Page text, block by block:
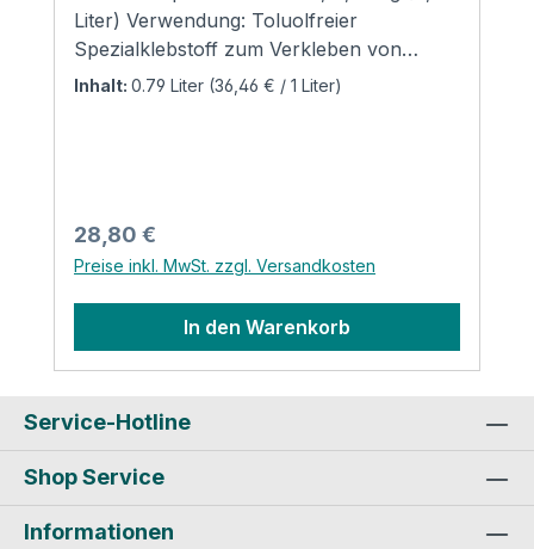
Liter) Verwendung: Toluolfreier
Spezialklebstoff zum Verkleben von
flexiblem Kaimann Kaiflex Dämmstoffen in
nicht unter 0º C. Bei Temperaturen unter
+5°C oder hohen Luftfeuchten ab ca.
80% kann es in erhöhtem Maße zur
Bildung von Tauwasser auf den zu
Temperaturbeständigkeit: bis 105º C.
Lagerung: Möglichst kühl, aber frostfrei.
Gelierung bei Frost reversibel. Haltbarkeit:
Ca. 1 Jahr. Beachten Sie unsere
Verarbeitungshinweise/Produktdaten.
Inhalt: 0.79 Liter (36,46 € / 1 Liter)
Regulärer Preis:
28,80 €
Preise inkl. MwSt. zzgl. Versandkosten
In den Warenkorb
Service-Hotline
Shop Service
Informationen